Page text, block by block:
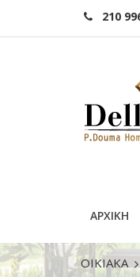
210
ΑΡΧΙΚΗ
ΟΙΚΙΑΚΑ